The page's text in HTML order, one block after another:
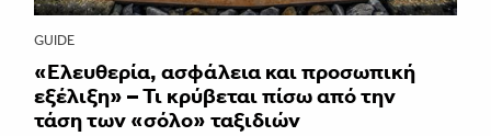
GUIDE
«Ελευθερία, ασφάλεια και προσωπική
εξέλιξη» – Τι κρύβεται πίσω από την
τάση των «σόλο» ταξιδιών